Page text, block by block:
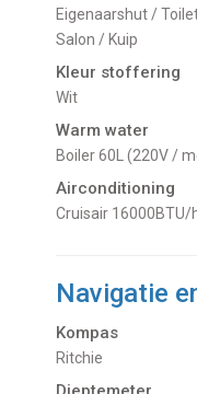
Eigenaarshut / Toilet / Toilet / Gastenhut / Kombuis /
Salon / Kuip
Kleur stoffering
Wit
Warm water
boiler 60L (220V /
Airconditioning
Cruisair 16000BTU/
Navigatie
Kompas
Ritchie